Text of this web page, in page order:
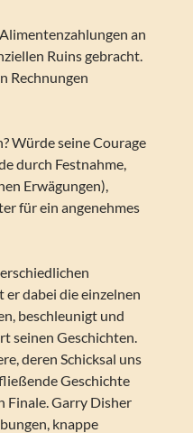
an
Ruins gebracht.
Rechnungen
Würde seine Courage
durch Festnahme,
Erwägungen),
für ein angenehmes
dabei die einzelnen
beschleunigt und
seinen Geschichten.
deren Schicksal uns
Geschichte
Finale. Garry Disher
knappe